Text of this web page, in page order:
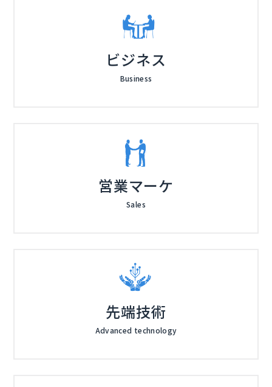
ビジネス
Business
営業マーケ
Sales
先端技術
Advanced technology